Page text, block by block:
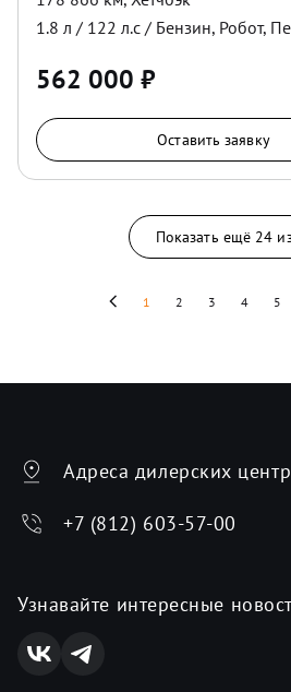
1.8 л / 122 л.с / Бензин, Робот,
562 000 ₽
Оставить заявку
Показать ещё 24
1 2 3 4 5
Адреса дилерских
+7 (812) 603-57-00
Узнавайте интересные